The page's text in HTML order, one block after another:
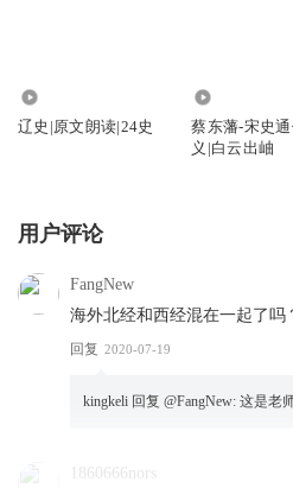
辽史|原文朗读|24史
蔡东藩-宋史
义|白云出岫
用户评论
FangNew
海外北经和西经混在一起了吗
回复 2020-07-19
kingkeli 回复 @FangNew: 这是老
1860666nors